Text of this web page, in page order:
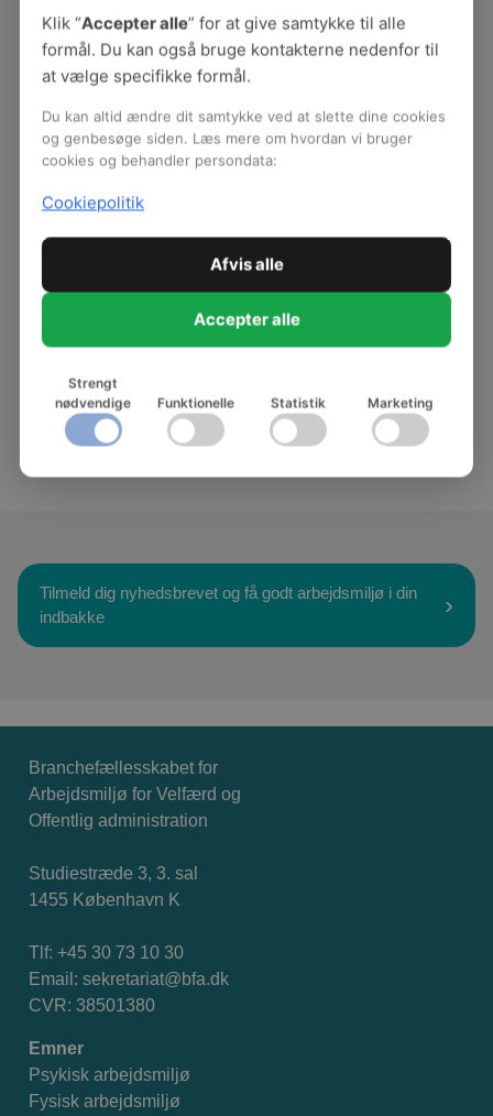
Den gode modtagelse
En guide til introduktion af nye medarbejdere.
Hent: Den gode modtagelse
Tilmeld dig nyhedsbrevet og få godt arbejdsmiljø i din
indbakke
Branchefællesskabet for
Arbejdsmiljø for Velfærd og
Offentlig administration
Studiestræde 3, 3. sal
1455 København K
Tlf: +45 30 73 10 30
Email: sekretariat@bfa.dk
CVR: 38501380
Emner
Psykisk arbejdsmiljø
Fysisk arbejdsmiljø
Klik “Accepter alle” for at give samtykke til alle
formål. Du kan også bruge kontakterne nedenfor til
at vælge specifikke formål.
Du kan altid ændre dit samtykke ved at slette dine cookies
og genbesøge siden. Læs mere om hvordan vi bruger
cookies og behandler persondata:
Cookiepolitik
Afvis alle
Accepter alle
Strengt
nødvendige
Funktionelle Statistik Marketing